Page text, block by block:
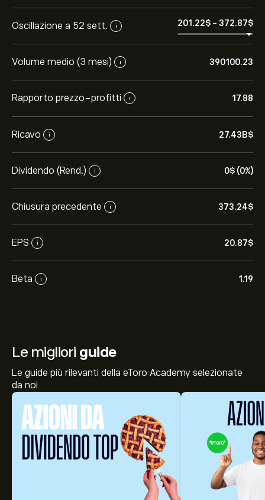
Oscillazione a 52 sett. i 201.22‎$‎ - 372.87‎$‎
Volume medio (3 mesi) i 390100.23
Rapporto prezzo-profitti i 17.88
Ricavo i 27.43B‎$‎
Dividendo (Rend.) i 0‎$‎ (0%)
Chiusura precedente i 373.24‎$‎
EPS i 20.87‎$‎
Beta i 1.19
Le migliori guide
Le guide più rilevanti della eToro Academy selezionate
da noi